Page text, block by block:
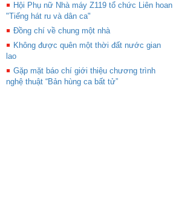
Hội Phụ nữ Nhà máy Z119 tổ chức Liên hoan
"Tiếng hát ru và dân ca"
Đồng chí về chung một nhà
Không được quên một thời đất nước gian
lao
Gặp mặt báo chí giới thiệu chương trình
nghệ thuật “Bản hùng ca bất tử”